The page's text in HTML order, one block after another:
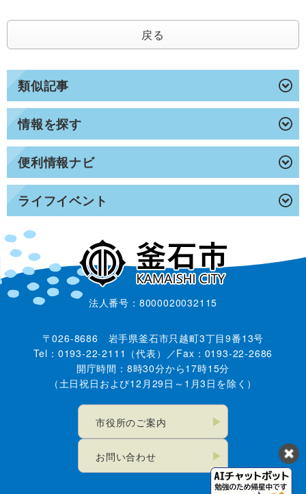
類似記事
情報を探す
便利情報ナビ
ライフイベント
戻る
法人番号：8000020032115
〒026-8686 岩手県釜石市只越町3丁目9番13号
Tel：0193-22-2111（代表）／Fax：0193-22-2686
開庁時間：8時30分から17時15分
（土日祝日および12月29日～1月3日を除く）
市役所のご案内
お問い合わせ